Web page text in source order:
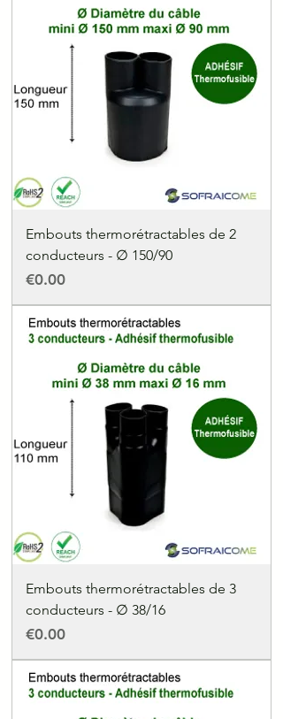
Embouts thermorétractables de 2
conducteurs - ∅ 150/90
Price
€0.00
Embouts thermorétractables de 3
conducteurs - ∅ 38/16
Price
€0.00